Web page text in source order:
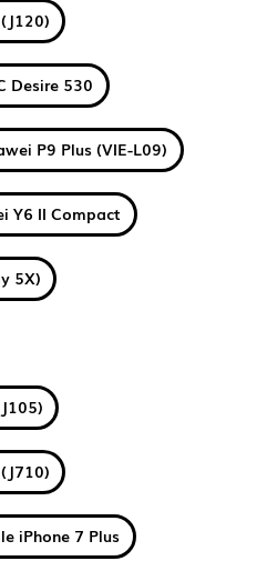
Desire 530
P9 Plus (VIE-L09)
Y6 II Compact
5X)
iPhone 7 Plus